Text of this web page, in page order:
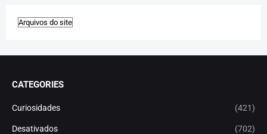
CATEGORIES
Curiosidades (421)
Desativados (702)